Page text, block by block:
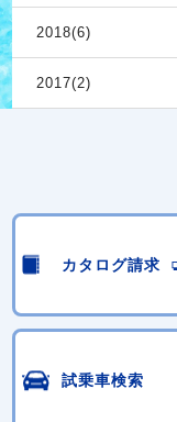
2018(6)
2017(2)
カタログ請求
試乗車検索